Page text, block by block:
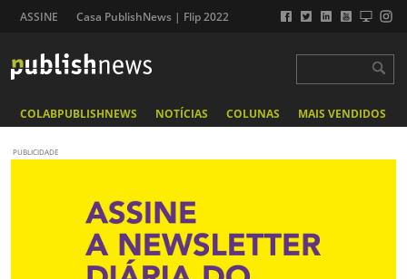
ASSINE Casa PublishNews | Flip 2022
COLABPUBLISHNEWS NOTÍCIAS COLUNAS MAIS VENDIDOS
PUBLICIDADE